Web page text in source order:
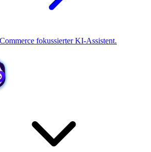
fokussierter KI-Assistent.